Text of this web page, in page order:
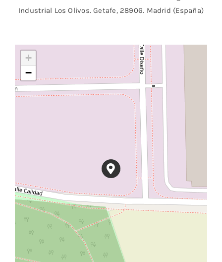
Industrial Los Olivos. Getafe, 28906. Madrid (España)
+
−